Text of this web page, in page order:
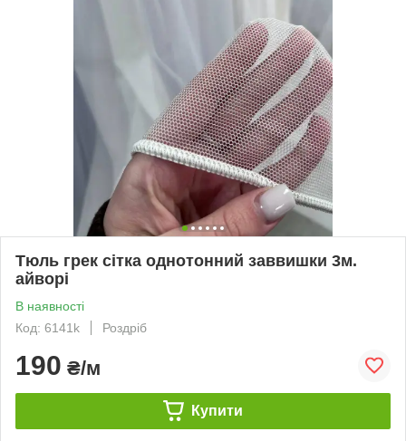
Тюль грек сітка однотонний заввишки 3м.
айворі
В наявності
Код: 6141k
Роздріб
190 ₴/м
Купити